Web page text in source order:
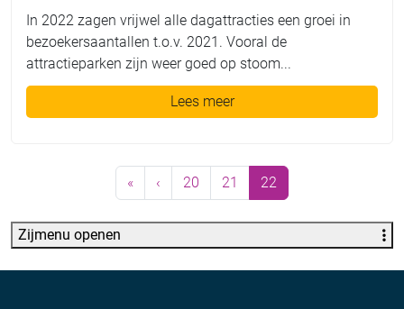
In 2022 zagen vrijwel alle dagattracties een groei in
bezoekersaantallen t.o.v. 2021. Vooral de
attractieparken zijn weer goed op stoom...
Lees meer
« ‹ Page
20 Page
21 Current Page
22
Zijmenu openen